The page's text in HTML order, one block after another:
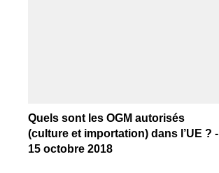
Quels sont les OGM autorisés
(culture et importation) dans l’UE ? -
15 octobre 2018